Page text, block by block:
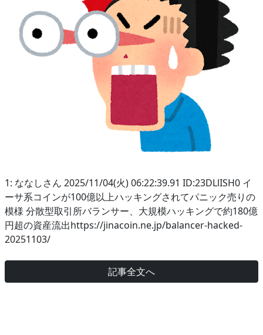
1: ななしさん 2025/11/04(火) 06:22:39.91 ID:23DLlISH0 イ
ーサ系コインが100億以上ハッキングされてパニック売りの
模様 分散型取引所バランサー、大規模ハッキングで約180億
円超の資産流出https://jinacoin.ne.jp/balancer-hacked-
20251103/
記事全文へ